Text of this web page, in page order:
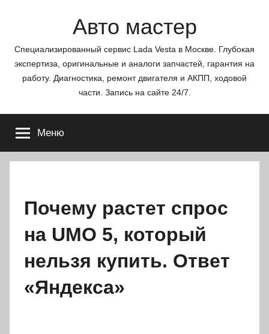
Авто мастер
Специализированный сервис Lada Vesta в Москве. Глубокая
экспертиза, оригинальные и аналоги запчастей, гарантия на
работу. Диагностика, ремонт двигателя и АКПП, ходовой
части. Запись на сайте 24/7.
Меню
Почему растет спрос
на UMO 5, который
нельзя купить. Ответ
«Яндекса»